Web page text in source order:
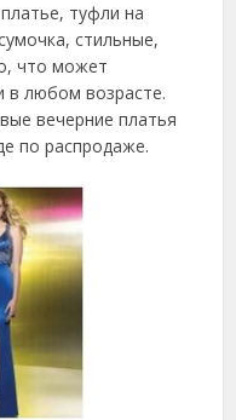
туфли на
стильные,
что может
любом возрасте.
вечерние платья
по распродаже.